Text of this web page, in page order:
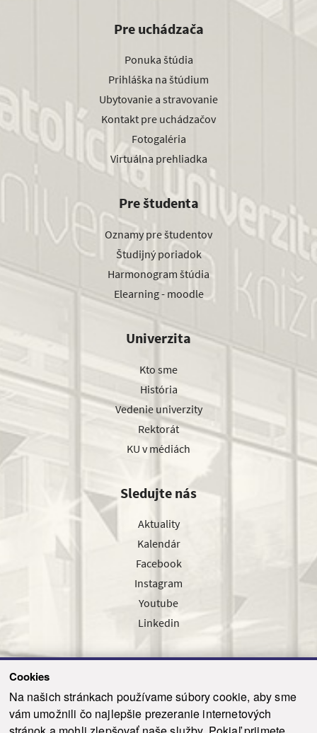
Cookies
Na našich stránkach používame súbory cookie, aby sme
vám umožnili čo najlepšie prezeranie internetových
Pre uchádzača
Ponuka štúdia
Prihláška na štúdium
Ubytovanie a stravovanie
Kontakt pre uchádzačov
Fotogaléria
Virtuálna prehliadka
Pre študenta
Oznamy pre študentov
Študijný poriadok
Harmonogram štúdia
Elearning - moodle
Univerzita
Kto sme
História
Vedenie univerzity
Rektorát
KU v médiách
Sledujte nás
Aktuality
Kalendár
Facebook
Instagram
Youtube
Linkedin